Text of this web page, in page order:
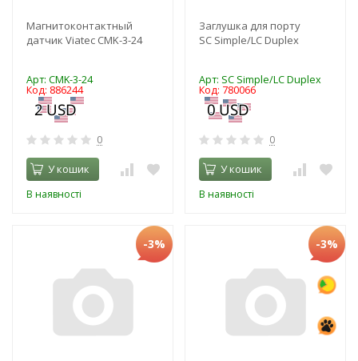
Магнитоконтактный
датчик Viatec CMK-3-24
Арт: CMK-3-24
Код: 886244
0
У кошик
В наявності
Заглушка для порту
SC Simple/LC Duplex
Арт: SC Simple/LC Duplex
Код: 780066
0
У кошик
В наявності
-3% -3%